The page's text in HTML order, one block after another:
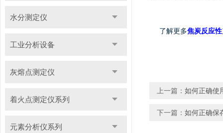
水分测定仪
工业分析设备
灰熔点测定仪
着火点测定仪系列
元素分析仪系列
了解更多焦炭反应性
上一篇： 如何正确使
下一篇： 如何正确保